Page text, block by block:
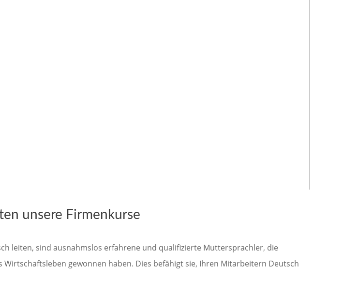
unsere Firmenkurse
leiten, sind ausnahmslos erfahrene und qualifizierte Muttersprachler, die
gewonnen haben. Dies befähigt sie, Ihren Mitarbeitern Deutsch